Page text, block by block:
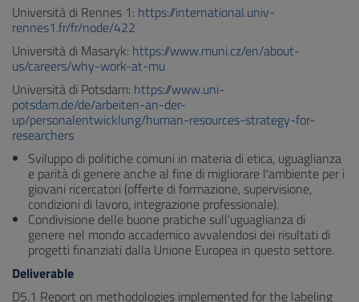
Università di Rennes 1: https://international.univ-
rennes1.fr/fr/node/422
Università di Masaryk: https://www.muni.cz/en/about-
us/careers/why-work-at-mu
Università di Potsdam: https://www.uni-
potsdam.de/de/arbeiten-an-der-
up/personalentwicklung/human-resources-strategy-for-
researchers
Sviluppo di politiche comuni in materia di etica, uguaglianza
e parità di genere anche al fine di migliorare l'ambiente per i
giovani ricercatori (offerte di formazione, supervisione,
condizioni di lavoro, integrazione professionale).
Condivisione delle buone pratiche sull'uguaglianza di
genere nel mondo accademico avvalendosi dei risultati di
progetti finanziati dalla Unione Europea in questo settore.
Deliverable
D5.1 Report on methodologies implemented for the labeling